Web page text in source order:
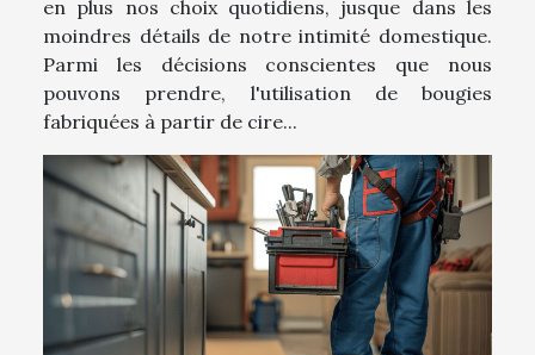
en plus nos choix quotidiens, jusque dans les
moindres détails de notre intimité domestique.
Parmi les décisions conscientes que nous
pouvons prendre, l'utilisation de bougies
fabriquées à partir de cire...